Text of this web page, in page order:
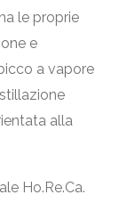
le proprie
e
a vapore
alla
Ho.Re.Ca.